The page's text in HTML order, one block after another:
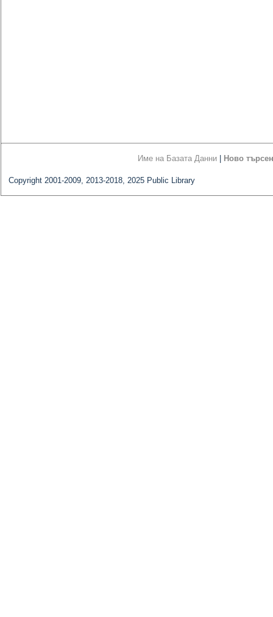
Име на Базата Данни Ново
Copyright 2001-2009, 2013-2018, 2025 Public Library